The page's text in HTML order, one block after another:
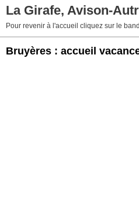
La Girafe, Avison-
Pour revenir à l'accueil cliquez sur le
Bruyères : accueil